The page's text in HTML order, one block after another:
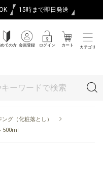
15時まで即日発送
めての方 会員登録 ログイン カート カテゴリ
ング（化粧落とし）
500ml